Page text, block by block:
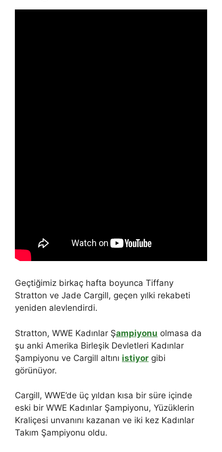
Geçtiğimiz birkaç hafta boyunca Tiffany
Stratton ve Jade Cargill, geçen yılki rekabeti
yeniden alevlendirdi.
Stratton, WWE Kadınlar Şampiyonu olmasa da
şu anki Amerika Birleşik Devletleri Kadınlar
Şampiyonu ve Cargill altını istiyor gibi
görünüyor.
Cargill, WWE’de üç yıldan kısa bir süre içinde
eski bir WWE Kadınlar Şampiyonu, Yüzüklerin
Kraliçesi unvanını kazanan ve iki kez Kadınlar
Takım Şampiyonu oldu.